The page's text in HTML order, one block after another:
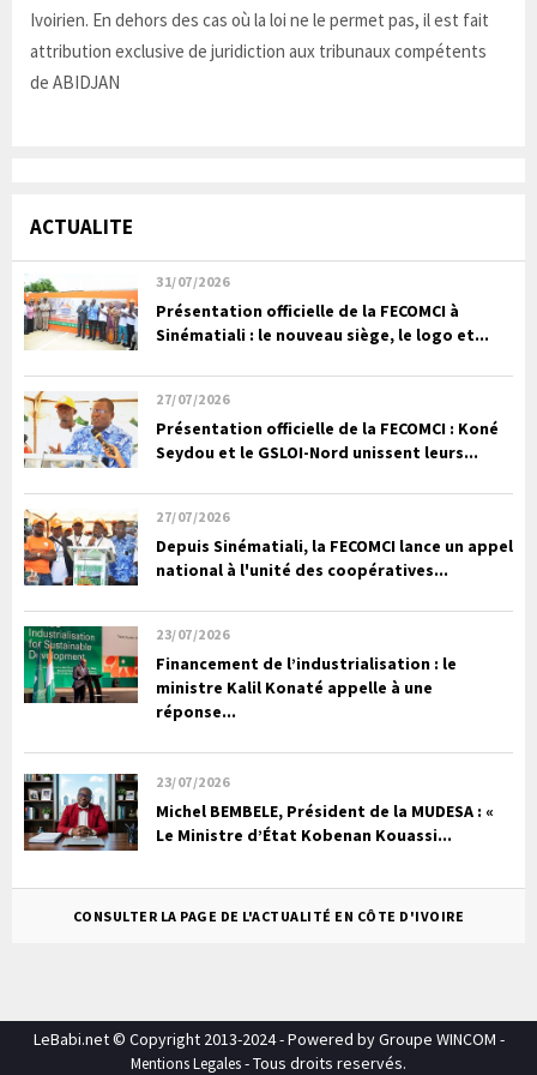
Ivoirien. En dehors des cas où la loi ne le permet pas, il est fait
attribution exclusive de juridiction aux tribunaux compétents
de ABIDJAN
ACTUALITE
31/07/2026
Présentation officielle de la FECOMCI à
Sinématiali : le nouveau siège, le logo et...
27/07/2026
Présentation officielle de la FECOMCI : Koné
Seydou et le GSLOI-Nord unissent leurs...
27/07/2026
Depuis Sinématiali, la FECOMCI lance un appel
national à l'unité des coopératives...
23/07/2026
Financement de l’industrialisation : le
ministre Kalil Konaté appelle à une
réponse...
23/07/2026
Michel BEMBELE, Président de la MUDESA : «
Le Ministre d’État Kobenan Kouassi...
CONSULTER LA PAGE DE L'ACTUALITÉ EN CÔTE D'IVOIRE
LeBabi.net © Copyright 2013-2024 - Powered by Groupe WINCOM -
Mentions Legales- Tous droits reservés.